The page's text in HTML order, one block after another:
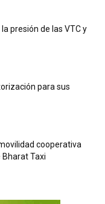
presión de las VTC y
para sus
cooperativa
Taxi